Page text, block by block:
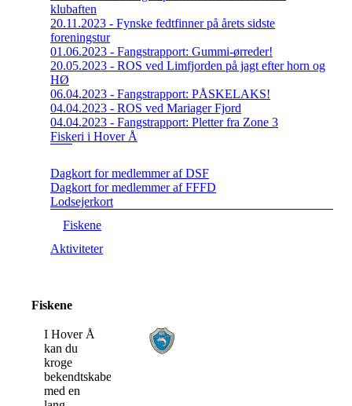
klubaften
20.11.2023 - Fynske fedtfinner på årets sidste
foreningstur
01.06.2023 - Fangstrapport: Gummi-ørreder!
20.05.2023 - ROS ved Limfjorden på jagt efter horn og
HØ
06.04.2023 - Fangstrapport: PÅSKELAKS!
04.04.2023 - ROS ved Mariager Fjord
04.04.2023 - Fangstrapport: Pletter fra Zone 3
Fiskeri i Hover Å
Dagkort for medlemmer af DSF
Dagkort for medlemmer af FFFD
Lodsejerkort
Fiskene
Aktiviteter
Fiskene
I Hover Å
kan du
kroge
bekendtskabet
med en